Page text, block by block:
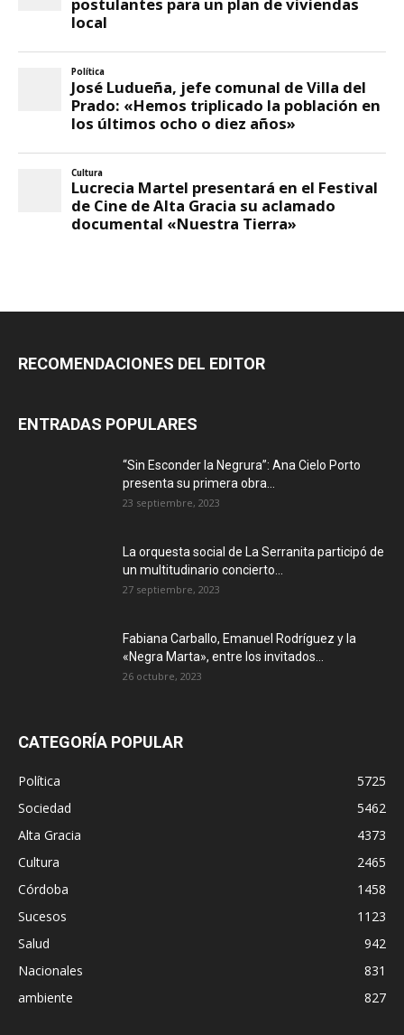
RECOMENDACIONES DEL EDITOR
ENTRADAS POPULARES
“Sin Esconder la Negrura”: Ana Cielo Porto
presenta su primera obra...
23 septiembre, 2023
La orquesta social de La Serranita participó de
un multitudinario concierto...
27 septiembre, 2023
Fabiana Carballo, Emanuel Rodríguez y la
«Negra Marta», entre los invitados...
26 octubre, 2023
CATEGORÍA POPULAR
Política
5725
Sociedad
5462
Alta Gracia
4373
Cultura
2465
Córdoba
1458
Sucesos
1123
Salud
942
Nacionales
831
ambiente
827